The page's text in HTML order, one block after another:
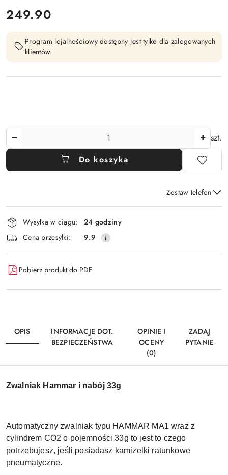
cena:
249.90
Program lojalnościowy dostępny jest tylko dla zalogowanych
klientów.
szt.
Do koszyka
Zostaw telefon
Wyślij
Dostępność
i
dostawa
Wysyłka w ciągu:
24 godziny
Cena przesyłki:
9.9
Pobierz produkt do PDF
OPIS
INFORMACJE DOT.
BEZPIECZEŃSTWA
OPINIE I
OCENY
(0)
ZADAJ
PYTANIE
Zwalniak Hammar i nabój 33g
Automatyczny zwalniak typu HAMMAR MA1 wraz z
cylindrem CO2 o pojemności 33g to jest to czego
potrzebujesz, jeśli posiadasz kamizelki ratunkowe
pneumatyczne.